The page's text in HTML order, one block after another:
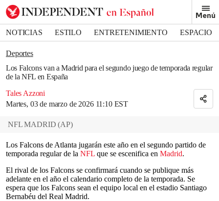
Menú
NOTICIAS ESTILO ENTRETENIMIENTO
ESPACIO
DEPORTES
Deportes
Los Falcons van a Madrid para el segundo juego de temporada regular
de la NFL en España
Tales Azzoni
Martes, 03 de marzo de 2026 11:10 EST
Bookmark popover
Removed from bookmarks
Close popover
NFL MADRID (AP)
Los Falcons de Atlanta jugarán este año en el segundo partido de
temporada regular de la NFL que se escenifica en Madrid.
El rival de los Falcons se confirmará cuando se publique más
adelante en el año el calendario completo de la temporada. Se
espera que los Falcons sean el equipo local en el estadio Santiago
Bernabéu del Real Madrid.